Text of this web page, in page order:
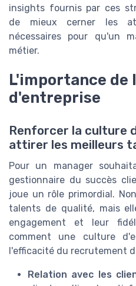
insights fournis par ces
de mieux cerner les
nécessaires pour qu'un
métier.
L'importance de
d'entreprise
Renforcer la culture
attirer les meilleurs
Pour un manager
gestionnaire du succès
joue un rôle primordial.
talents de qualité, mais
engagement et leur
comment une culture
l'efficacité du recrutement
Relation avec les